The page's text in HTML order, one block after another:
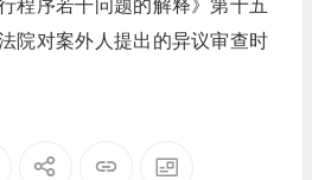
程序若干问题的解释》第十五
院对案外人提出的异议审查时